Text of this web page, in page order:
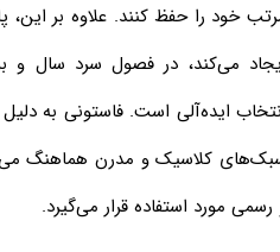
خود را حفظ کنند. علاوه بر این،
می‌کند، در فصول سرد سال و
ایده‌آلی است. فاستونی به
کلاسیک و مدرن هماهنگ
رسمی مورد استفاده قرار می‌گیرد.